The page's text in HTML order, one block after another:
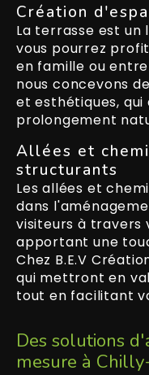
Création
La terrasse est un
vous pourrez
en famille ou entre
nous concevons
et esthétiques,
prolongement
Allées et
structurants
Les allées et
dans
visiteurs à travers
apportant une
Chez B.E.V
qui mettront en
tout en facilitant
Des solutions
mesure à